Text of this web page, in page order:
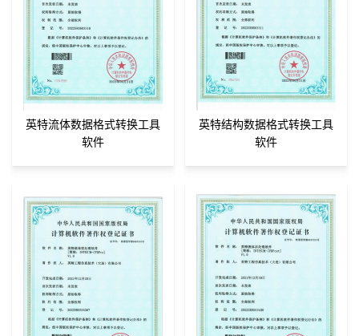
英特流体数据格式转换工具
软件
英特结构数据格式转换工具
软件